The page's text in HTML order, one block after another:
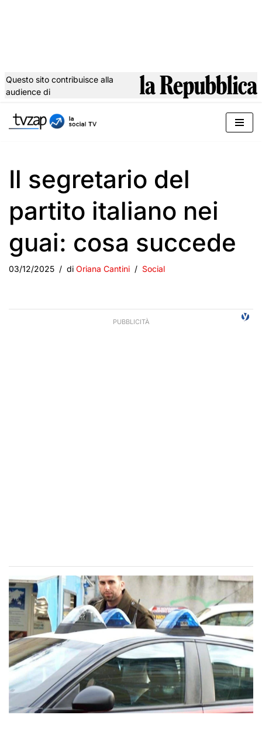
al
Questo sito contribuisce alla
audience di
Il segretario del
partito italiano nei
guai: cosa succede
03/12/2025 di Oriana Cantini Social